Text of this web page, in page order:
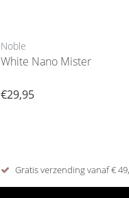
Noble
White Nano Mister
€29,95
Gratis verzending vanaf €